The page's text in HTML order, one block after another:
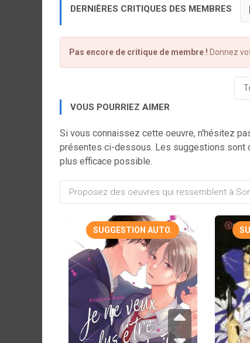
DERNIÈRES CRITIQUES DES MEMBRES
Pas encore de critique de membre ! Donnez
VOUS POURRIEZ AIMER
Si vous connaissez cette oeuvre, n'hésitez
présentes ci-dessous. Les suggestions sont
plus efficace possible.
SUGGESTION AUTO.